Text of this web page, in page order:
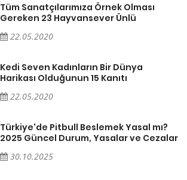
Tüm Sanatçılarımıza Örnek Olması
Gereken 23 Hayvansever Ünlü
22.05.2020
Kedi Seven Kadınların Bir Dünya
Harikası Olduğunun 15 Kanıtı
22.05.2020
Türkiye'de Pitbull Beslemek Yasal mı?
2025 Güncel Durum, Yasalar ve Cezalar
30.10.2025